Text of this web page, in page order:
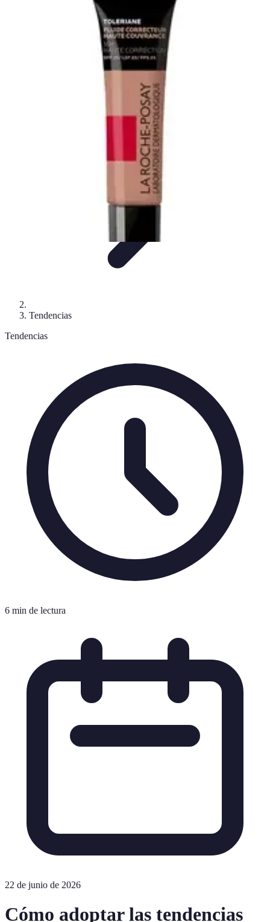
Cuidado de la pielCuidado de la Piel
Cuidado del Cabello
Tendencias
Tendencias
6 min de lectura
22 de junio de 2026
Cómo adoptar las tendencias